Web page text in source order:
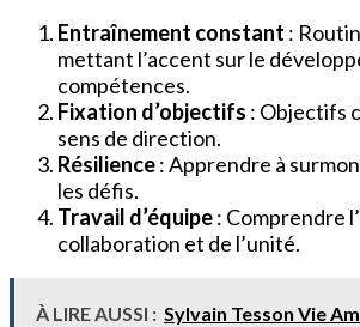
Entraînement constant :
mettant l’accent sur le
compétences.
Fixation d’objectifs : Objectifs
sens de direction.
Résilience: Apprendre à
les défis.
Travail d’équipe: Comprendre
collaboration et de l’unité.
À LIRE AUSSI : Sylvain Tesson Vie